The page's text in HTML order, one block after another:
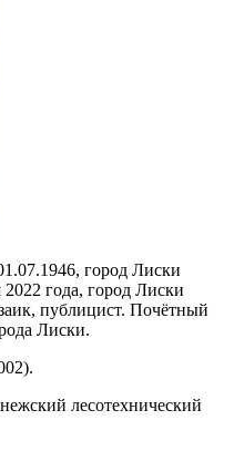
город Лиски
года, город Лиски
публицист. Почётный
Лиски.
лесотехнический